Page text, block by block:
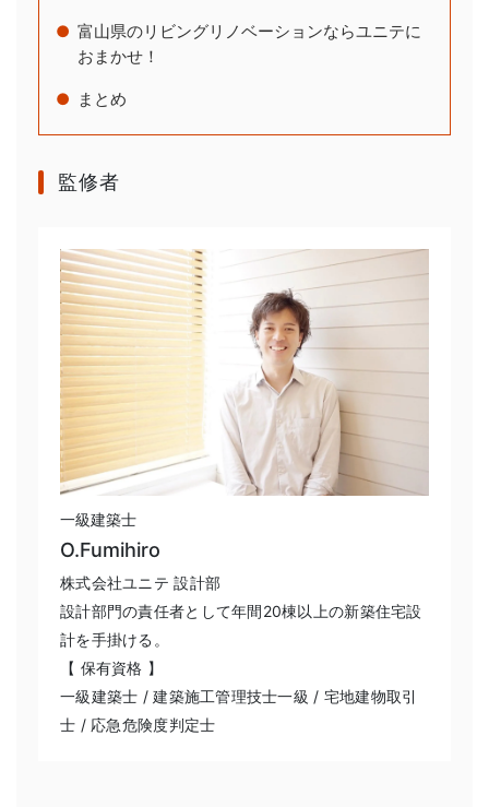
富山県のリビングリノベーションならユニテに
おまかせ！
まとめ
監修者
一級建築士
O.Fumihiro
株式会社ユニテ 設計部
設計部門の責任者として年間20棟以上の新築住宅設
計を手掛ける。
【 保有資格 】
一級建築士 / 建築施工管理技士一級 / 宅地建物取引
士 / 応急危険度判定士